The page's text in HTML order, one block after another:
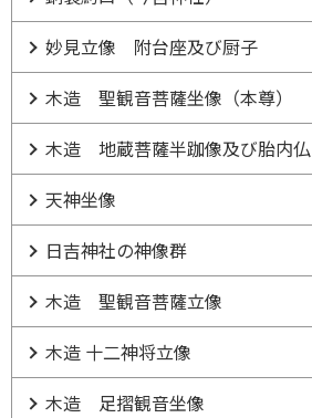
妙見立像 附台座及び厨子
木造 聖観音菩薩坐像（本尊）
木造 地蔵菩薩半跏像及び胎内仏
天神坐像
日吉神社の神像群
木造 聖観音菩薩立像
木造 十二神将立像
木造 足摺観音坐像